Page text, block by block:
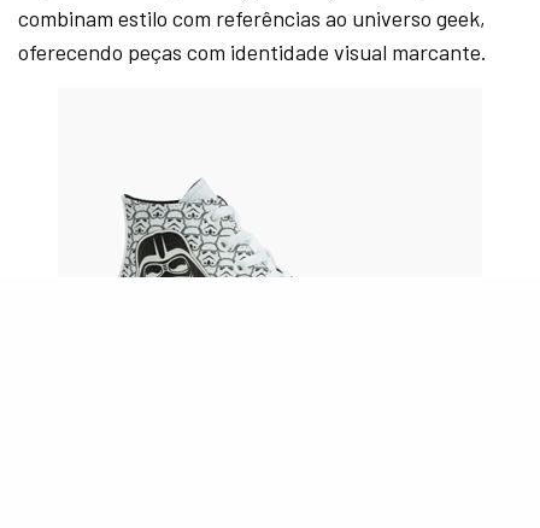
combinam estilo com referências ao universo geek,
oferecendo peças com identidade visual marcante.